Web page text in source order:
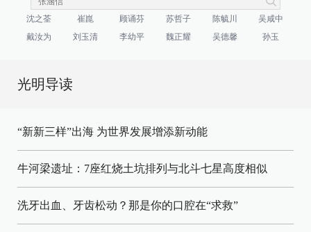
沈之荃 崔崑 顾诵芬 苏哲子 陈毓川
吴咸中
戴汝为
刘玉清 李幼平 魏正耀 吴德馨 孙玉
光明导读
“新新三样”出海 为世界发展增添新动能
牛河梁遗址：7座红烧土坑排列与北斗七星高度相似
洗牙出血、牙齿松动？那是你的口腔在“求救”